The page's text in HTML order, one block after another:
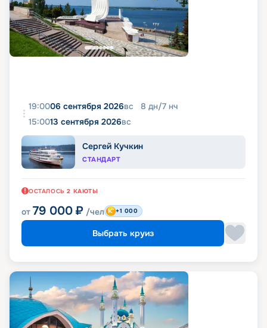
19:0006 сентября 2026вс 8 дн/7 нч
15:0013 сентября 2026вс
Сергей Кучкин
СТАНДАРТ
ОСТАЛОСЬ 2 КАЮТЫ
от 79 000 ₽ /чел +1 000
Выбрать круиз